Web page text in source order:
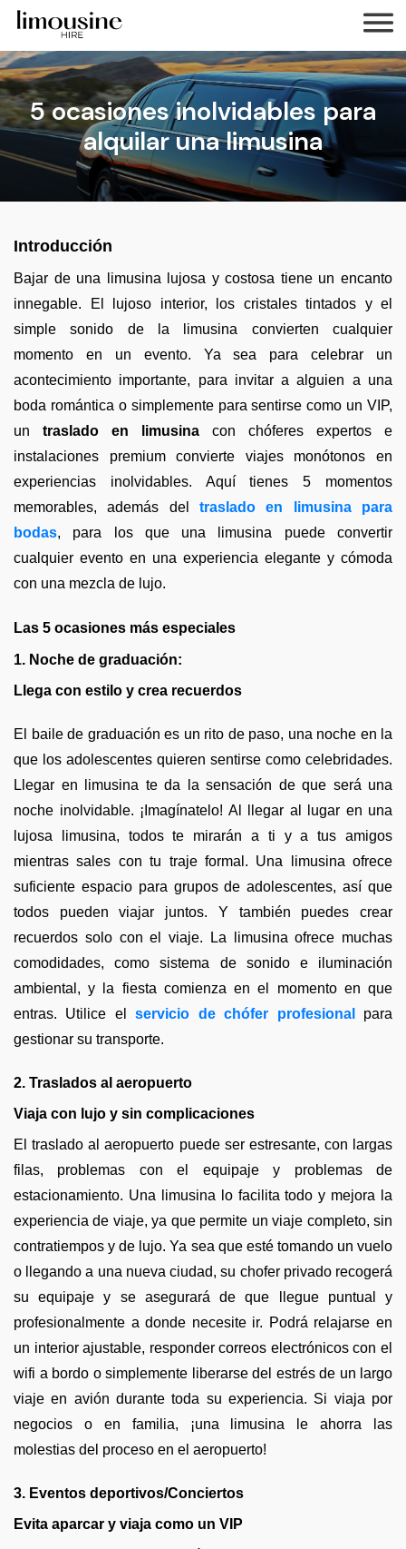
5 ocasiones inolvidables para
alquilar una limusina
Introducción
Bajar de una limusina lujosa y costosa tiene un encanto
innegable. El lujoso interior, los cristales tintados y el
simple sonido de la limusina convierten cualquier
momento en un evento. Ya sea para celebrar un
acontecimiento importante, para invitar a alguien a una
boda romántica o simplemente para sentirse como un VIP,
un traslado en limusina con chóferes expertos e
instalaciones premium convierte viajes monótonos en
experiencias inolvidables. Aquí tienes 5 momentos
memorables, además del traslado en limusina para
bodas, para los que una limusina puede convertir
cualquier evento en una experiencia elegante y cómoda
con una mezcla de lujo.
Las 5 ocasiones más especiales
1. Noche de graduación:
Llega con estilo y crea recuerdos
El baile de graduación es un rito de paso, una noche en la
que los adolescentes quieren sentirse como celebridades.
Llegar en limusina te da la sensación de que será una
noche inolvidable. ¡Imagínatelo! Al llegar al lugar en una
lujosa limusina, todos te mirarán a ti y a tus amigos
mientras sales con tu traje formal. Una limusina ofrece
suficiente espacio para grupos de adolescentes, así que
todos pueden viajar juntos. Y también puedes crear
recuerdos solo con el viaje. La limusina ofrece muchas
comodidades, como sistema de sonido e iluminación
ambiental, y la fiesta comienza en el momento en que
entras. Utilice elservicio de chófer profesional
para
gestionar su transporte.
2. Traslados al aeropuerto
Viaja con lujo y sin complicaciones
El traslado al aeropuerto puede ser estresante, con largas
filas, problemas con el equipaje y problemas de
estacionamiento. Una limusina lo facilita todo y mejora la
experiencia de viaje, ya que permite un viaje completo, sin
contratiempos y de lujo. Ya sea que esté tomando un vuelo
o llegando a una nueva ciudad, su chofer privado recogerá
su equipaje y se asegurará de que llegue puntual y
profesionalmente a donde necesite ir. Podrá relajarse en
un interior ajustable, responder correos electrónicos con el
wifi a bordo o simplemente liberarse del estrés de un largo
viaje en avión durante toda su experiencia. Si viaja por
negocios o en familia, ¡una limusina le ahorra las
molestias del proceso en el aeropuerto!
3. Eventos deportivos/Conciertos
Evita aparcar y viaja como un VIP